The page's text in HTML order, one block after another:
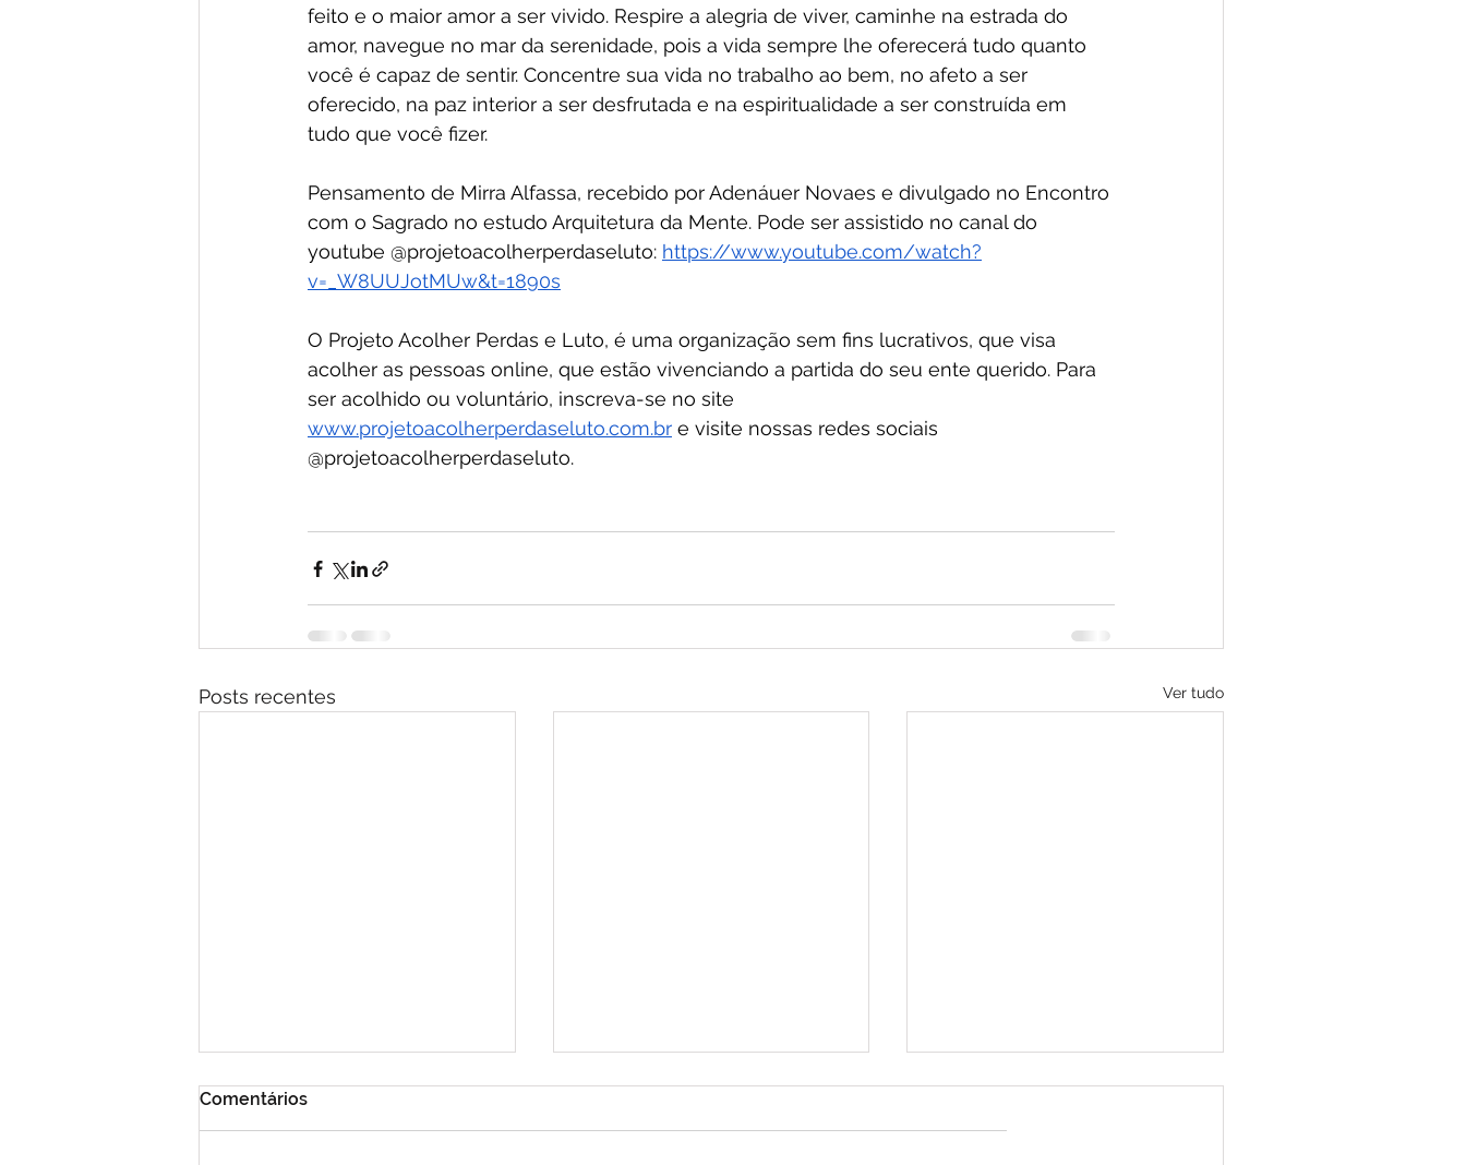
feito e o maior amor a ser vivido. Respire a alegria de viver, caminhe na estrada do
amor, navegue no mar da serenidade, pois a vida sempre lhe oferecerá tudo quanto
você é capaz de sentir. Concentre sua vida no trabalho ao bem, no afeto a ser
oferecido, na paz interior a ser desfrutada e na espiritualidade a ser construída em
tudo que você fizer.
Pensamento de Mirra Alfassa, recebido por Adenáuer Novaes e divulgado no Encontro
com o Sagrado no estudo Arquitetura da Mente. Pode ser assistido no canal do
youtube @projetoacolherperdaseluto: https://www.youtube.com/watch?
v=_W8UUJotMUw&t=1890s
O Projeto Acolher Perdas e Luto, é uma organização sem fins lucrativos, que visa
acolher as pessoas online, que estão vivenciando a partida do seu ente querido. Para
ser acolhido ou voluntário, inscreva-se no site
www.projetoacolherperdaseluto.com.br e visite nossas redes sociais
@projetoacolherperdaseluto.
Posts recentes Ver tudo
Comentários